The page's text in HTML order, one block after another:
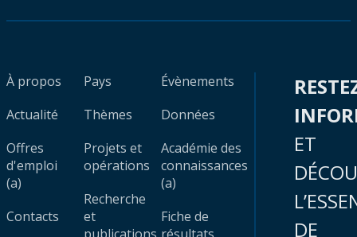
À propos
Actualité
Offres
d'emploi
(a)
Contacts
Pays
Thèmes
Projets et
opérations
Recherche
et
Évènements
Données
Académie des
connaissances
(a)
Fiche de
ET
DE